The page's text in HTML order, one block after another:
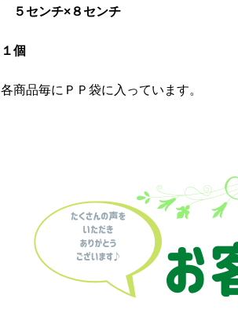
５センチ×８センチ
１個
各商品毎にＰＰ袋に入っています。